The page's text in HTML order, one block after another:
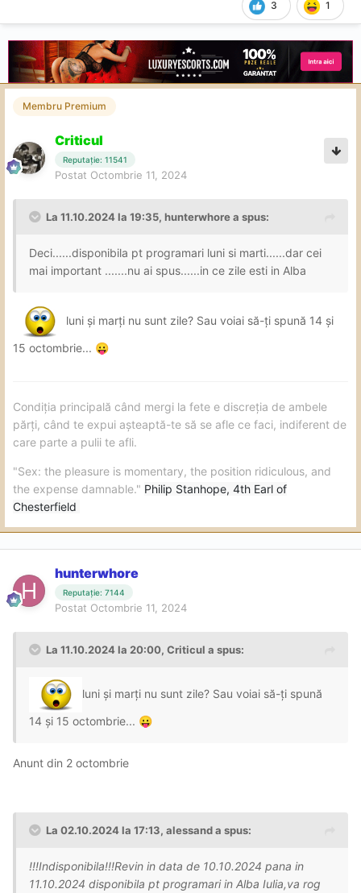
3 1
Membru Premium
Criticul
Reputație: 11541
Postat Octombrie 11, 2024
La 11.10.2024 la 19:35, hunterwhorea spus:
Deci......disponibila pt programari luni si marti......dar cei
mai important .......nu ai spus......in ce zile esti in Alba
luni și marți nu sunt zile? Sau voiai să-ți spună 14 și
15 octombrie... 😛
Condiția principală când mergi la fete e discreția de ambele
părți, când te expui așteaptă-te să se afle ce faci, indiferent de
care parte a pulii te afli.
"Sex: the pleasure is momentary, the position ridiculous, and
the expense damnable." Philip Stanhope, 4th Earl of
Chesterfield
hunterwhore
Reputație: 7144
Postat Octombrie 11, 2024
La 11.10.2024 la 20:00, Criticul a spus:
luni și marți nu sunt zile? Sau voiai să-ți spună
14 și 15 octombrie... 😛
Anunt din 2 octombrie
La 02.10.2024 la 17:13, alessanda spus:
!!!Indisponibila!!!Revin in data de 10.10.2024 pana in
11.10.2024 disponibila pt programari in Alba Iulia,va rog